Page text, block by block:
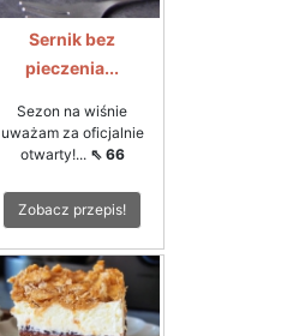
Sernik bez
pieczenia...
Sezon na wiśnie
uważam za oficjalnie
otwarty!... ⇖ 66
Zobacz przepis!